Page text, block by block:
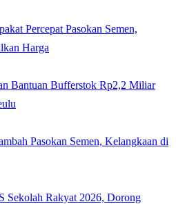
Percepat Pasokan Semen,
Harga
Bantuan Bufferstok Rp2,2 Miliar
Pasokan Semen, Kelangkaan di
Sekolah Rakyat 2026, Dorong